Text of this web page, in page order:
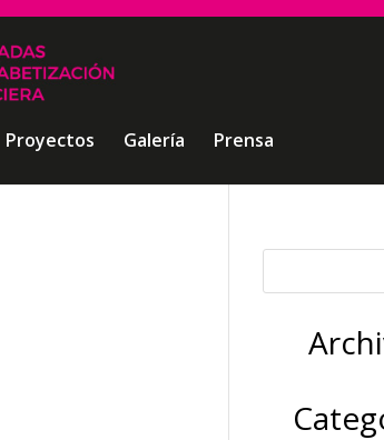
Proyectos Galería Prensa